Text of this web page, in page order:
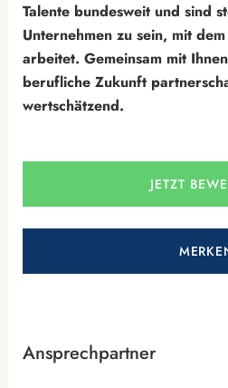
Talente bundesweit und sind
Unternehmen zu sein, mit
arbeitet. Gemeinsam mit
berufliche Zukunft
wertschätzend.
JETZT
Ansprechpartner